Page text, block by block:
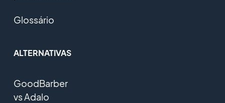
Glossário
ALTERNATIVAS
GoodBarber
vs Adalo